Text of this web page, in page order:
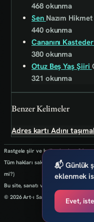
468 okunma
Sen Nazım Hikmet
440 okunma
Cananını Kasteder
380 okunma
Otuz Beş Yaş Şiiri
321 okunma
Benzer Kelimeler
Adres kartıAdını
Rastgele şiir ve kelimeler her 24
Tüm hakları saklıdır.(biz kaybettik
mi?)
Bu site, sanatı ve yaratıcılığı dijital
© 2026 Art-ı Sanat
📬 Günlük
eklenmek
Evet,